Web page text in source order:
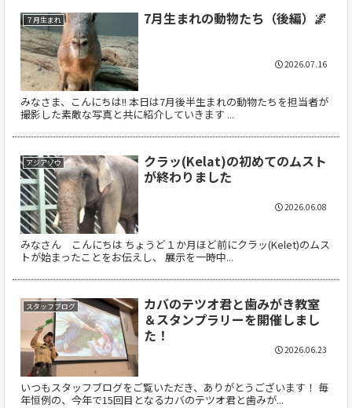
７月生まれ 7月生まれの動物たち（後編）🌌
みなさま、こんにちは!! 本日は7月後半生まれの動物たちを担当者が
撮影した素敵な写真と共に紹介していきます ...
2026.07.16
アジアゾウ
クラッ(Kelat)の初めてのムスト
が終わりました
みなさん こんにちは ちょうど１か月ほど前にクラッ(Kelet)のムス
トが始まったことをお伝えし、 展示を一時中...
2026.06.08
スタッフブログ
カバのテツオ君と歯みがき教室
＆スタンプラリーを開催しまし
た！
いつもスタッフブログをご覧いただき、ありがとうございます！ 毎
年恒例の、今年で15回目となるカバのテツオ君と歯みが...
2026.06.23